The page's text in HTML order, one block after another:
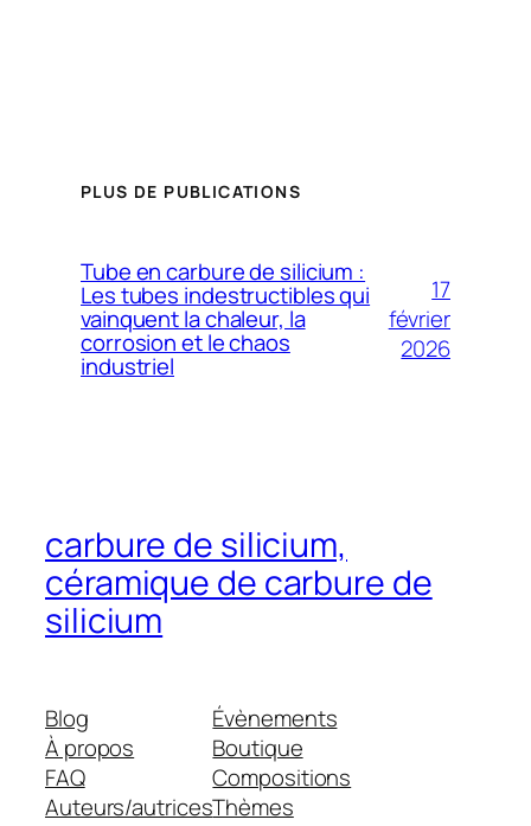
PLUS DE PUBLICATIONS
Tube en carbure de silicium :
Les tubes indestructibles qui
vainquent la chaleur, la
corrosion et le chaos
industriel
17
février
2026
carbure de silicium,
céramique de carbure de
silicium
Blog
À propos
FAQ
Auteurs/autrices
Évènements
Boutique
Compositions
ThèmesAlbanian
Arabic
Armenian
Belarusian
Bosnian
Dutch
Dutch (Belgium)